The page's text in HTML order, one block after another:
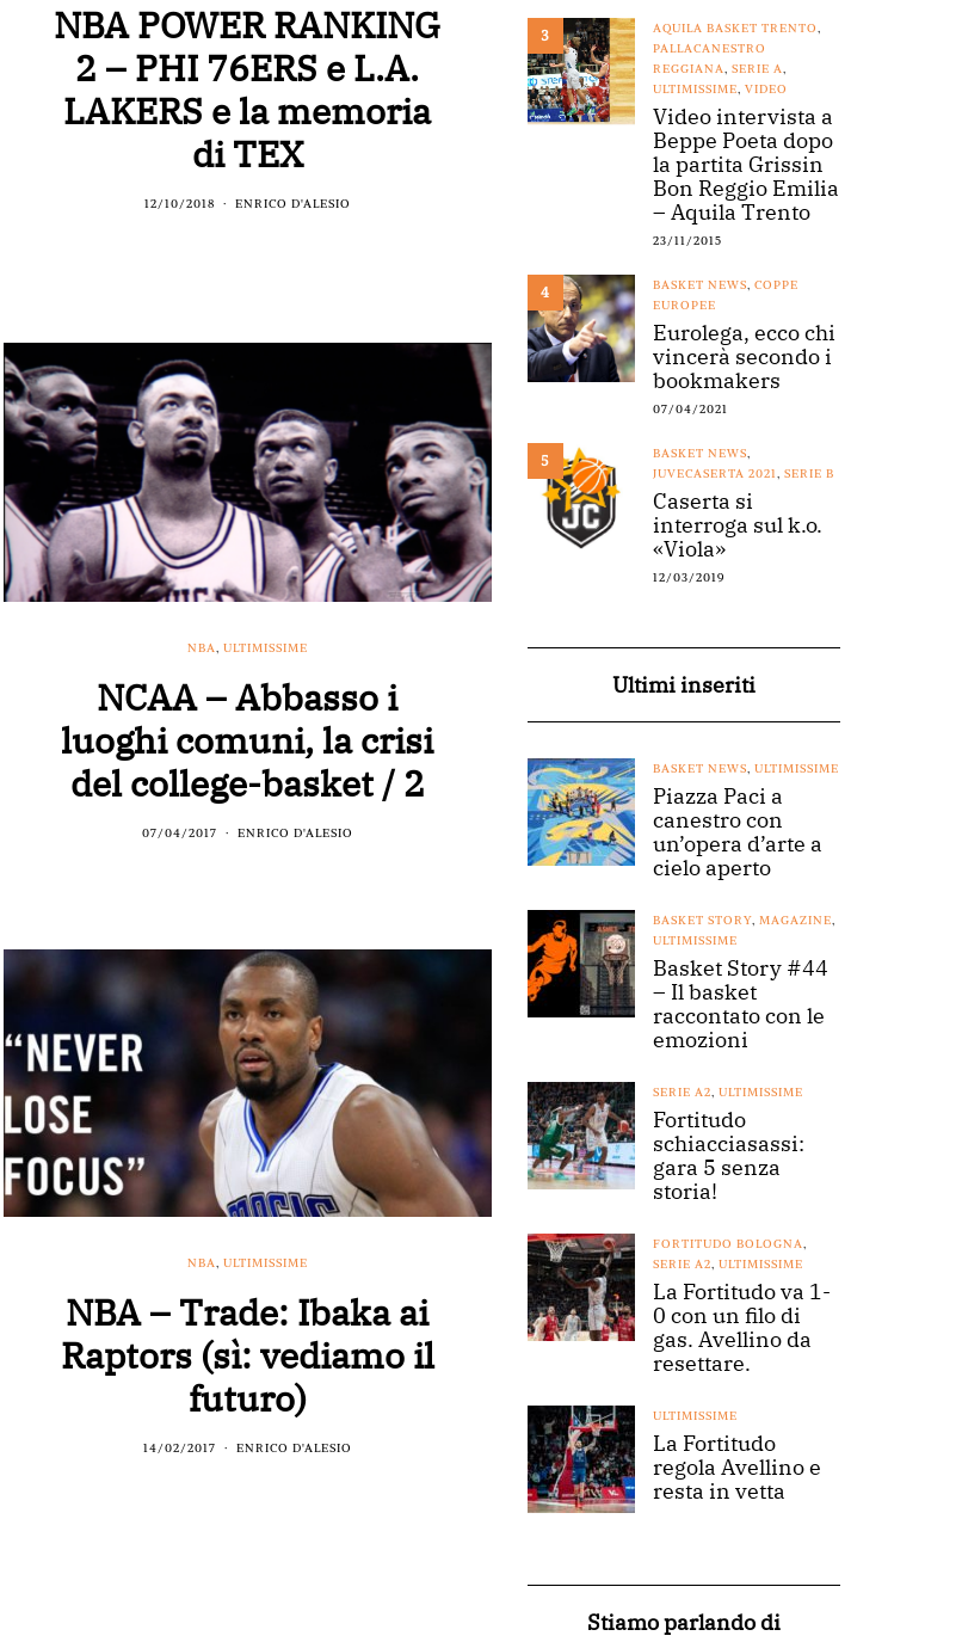
NBA POWER RANKING
2 – PHI 76ERS e L.A.
LAKERS e la memoria
di TEX
12/10/2018 ENRICO D'ALESIO
NBA, ULTIMISSIME
NCAA – Abbasso i
luoghi comuni, la crisi
del college-basket / 2
07/04/2017 ENRICO D'ALESIO
NBA, ULTIMISSIME
NBA – Trade: Ibaka ai
Raptors (sì: vediamo il
futuro)
14/02/2017 ENRICO D'ALESIO
3 AQUILA BASKET TRENTO,
PALLACANESTRO
REGGIANA, SERIE A,
ULTIMISSIME, VIDEO
Video intervista a
Beppe Poeta dopo
la partita Grissin
Bon Reggio Emilia
– Aquila Trento
23/11/2015
4 BASKET NEWS, COPPE
EUROPEE
Eurolega, ecco chi
vincerà secondo i
bookmakers
07/04/2021
5 BASKET NEWS,
JUVECASERTA 2021, SERIE B
Caserta si
interroga sul k.o.
«Viola»
12/03/2019
Ultimi inseriti
BASKET NEWS, ULTIMISSIME
Piazza Paci a
canestro con
un’opera d’arte a
cielo aperto
BASKET STORY, MAGAZINE,
ULTIMISSIME
Basket Story #44
– Il basket
raccontato con le
emozioni
SERIE A2, ULTIMISSIME
Fortitudo
schiacciasassi:
gara 5 senza
storia!
FORTITUDO BOLOGNA,
SERIE A2, ULTIMISSIME
La Fortitudo va 1-
0 con un filo di
gas. Avellino da
resettare.
ULTIMISSIME
La Fortitudo
regola Avellino e
resta in vetta
Stiamo parlando di